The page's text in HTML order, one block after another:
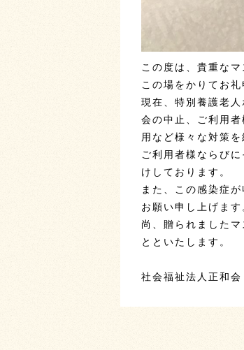
この度は、貴重な
この場をかりてお礼
現在、特別養護老
会の中止、ご利用
用など様々な対策
ご利用者様ならび
けしております。
また、この感染症
お願い申し上げます
尚、贈られました
とといたします。
社会福祉法人正和